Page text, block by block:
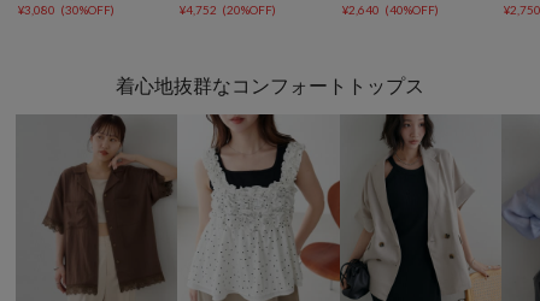
¥3,080 (30%OFF)
¥4,752 (20%OFF)
¥2,640 (40%OFF) ¥
着心地抜群なコンフォートトップス